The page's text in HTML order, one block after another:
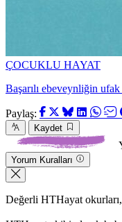
ÇOCUKLU HAYAT
Başarılı ebeveynliğin ufak
Paylaş:
Kaydet
Yorum Kuralları
Değerli HTHayat okurları,